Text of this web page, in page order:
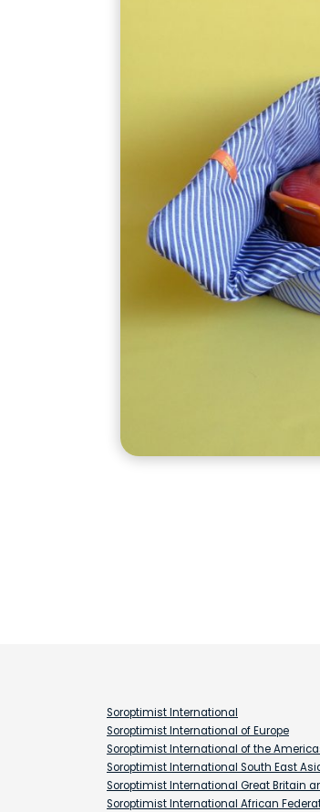
Soroptimist International
Soroptimist International of Europe
Soroptimist International of the
Soroptimist International South East
Soroptimist International Great Britain
Soroptimist International African